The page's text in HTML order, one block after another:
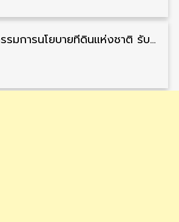
สำนักงานคณะกรรมการนโยบายที่ดินแห่งชาติ รับสมัครคัดเลือกพนักงานราชการ วุฒิ ป.ตรี 6 อัตรา รับสมัคร 13 กรกฎาคม – 6 สิงหาคม